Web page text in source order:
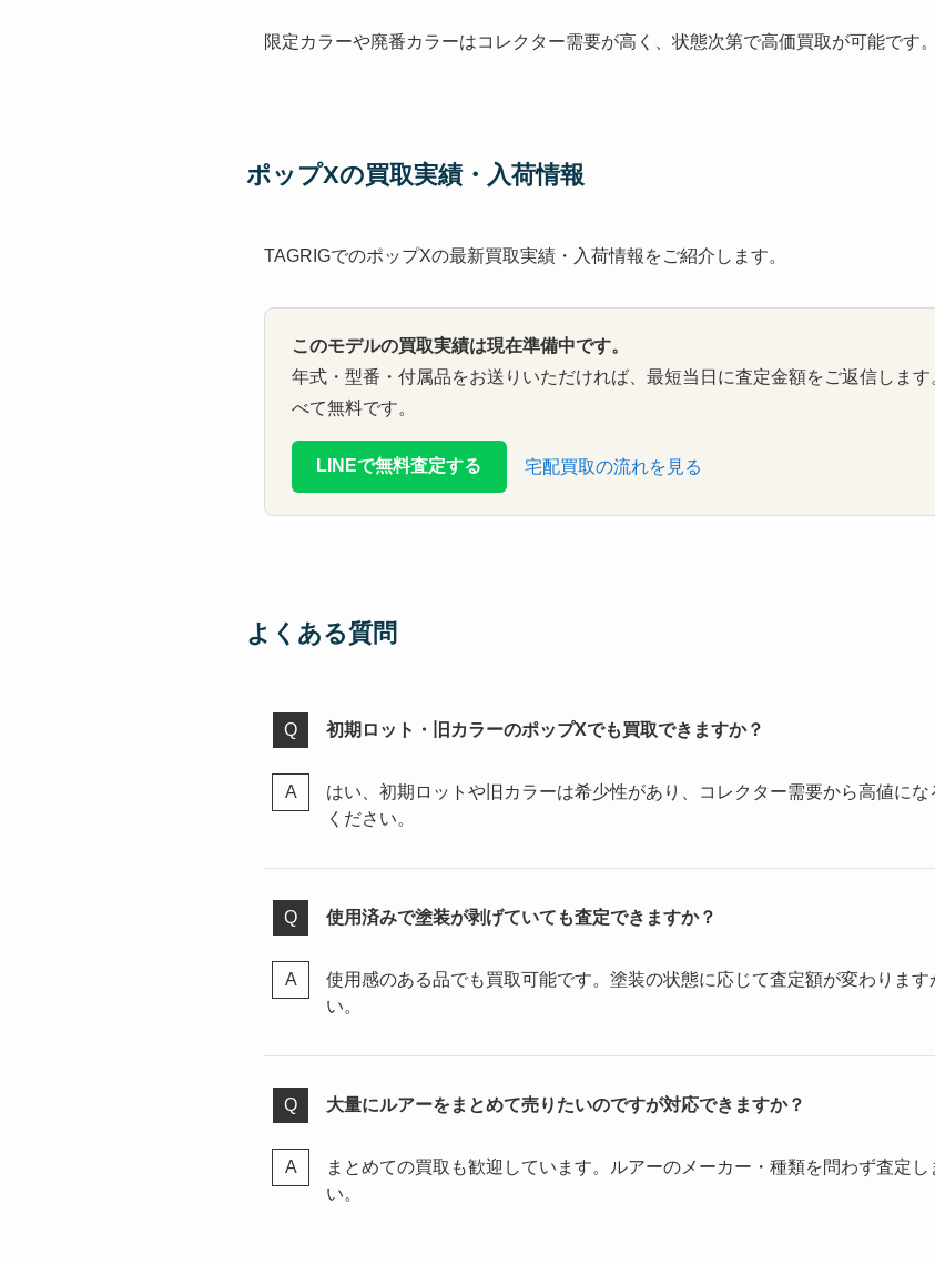
限定カラーや廃番カラーはコレクター需要が高く、状態次第で高価買取が可能です。
ポップXの買取実績・入荷情報
TAGRIGでのポップXの最新買取実績・入荷情報をご紹介します。
このモデルの買取実績は現在準備中です。
年式・型番・付属品をお送りいただければ、最短当日に査定金額をご返信しま
べて無料です。
LINEで無料査定する 宅配買取の流れを見る
よくある質問
初期ロット・旧カラーのポップXでも買取できますか？
はい、初期ロットや旧カラーは希少性があり、コレクター需要から高値に
ください。
使用済みで塗装が剥げていても査定できますか？
使用感のある品でも買取可能です。塗装の状態に応じて査定額が変わりま
い。
大量にルアーをまとめて売りたいのですが対応できますか？
まとめての買取も歓迎しています。ルアーのメーカー・種類を問わず査定
い。